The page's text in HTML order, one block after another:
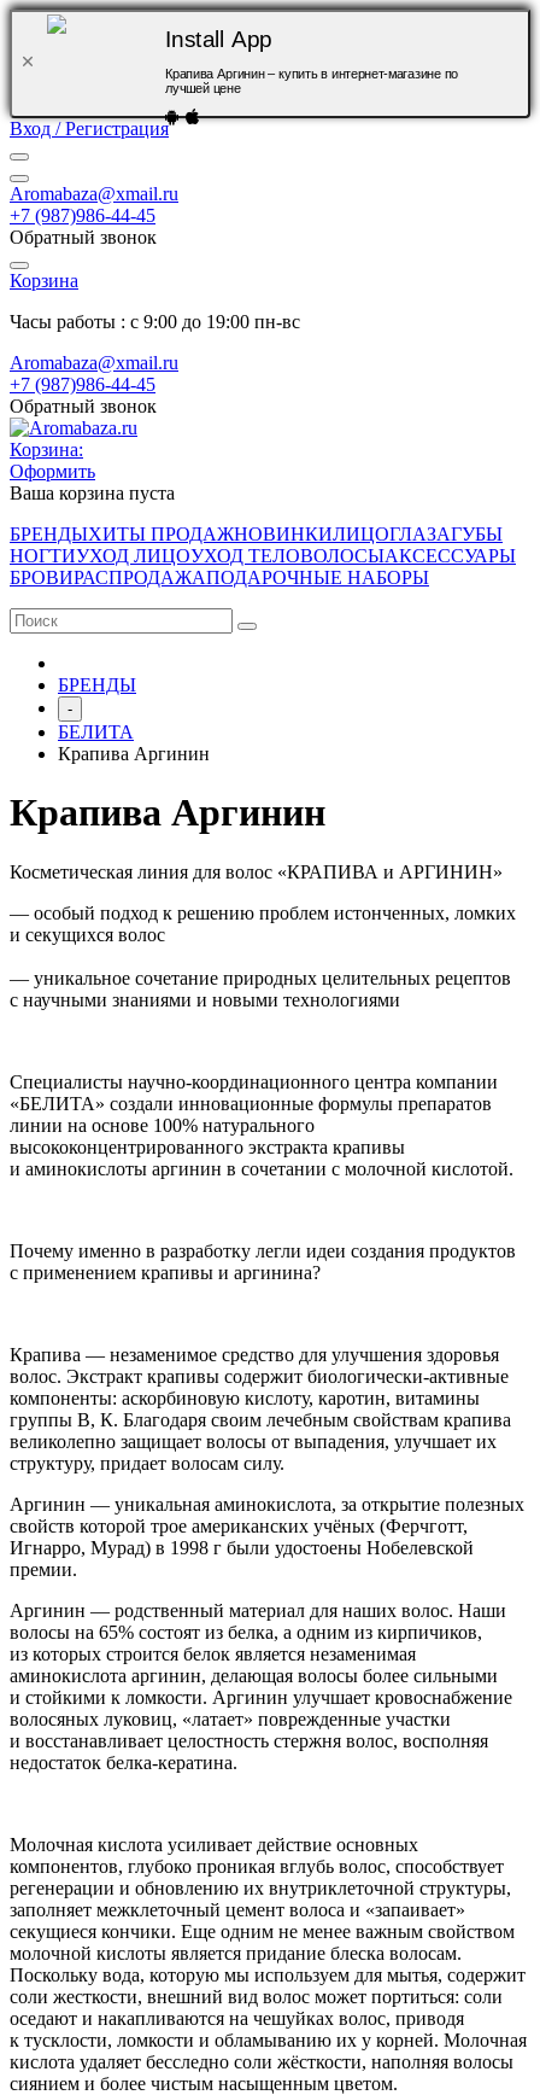
Install App
Крапива Аргинин – купить в интернет-магазине по
лучшей цене
Вход / Регистрация
Aromabaza@xmail.ru
+7 (987)986-44-45
Обратный звонок
Корзина
Часы работы : с 9:00 до 19:00 пн-вс
Aromabaza@xmail.ru
+7 (987)986-44-45
Обратный звонок
Корзина:
Оформить
Ваша корзина пуста
БРЕНДЫХИТЫ ПРОДАЖНОВИНКИЛИЦОГЛАЗАГУБЫ
НОГТИУХОД ЛИЦОУХОД ТЕЛОВОЛОСЫАКСЕССУАРЫ
БРОВИРАСПРОДАЖАПОДАРОЧНЫЕ НАБОРЫ
БРЕНДЫ
-
БЕЛИТА
Крапива Аргинин
Крапива Аргинин
Косметическая линия для волос «КРАПИВА и АРГИНИН»
— особый подход к решению проблем истонченных, ломких
и секущихся волос
— уникальное сочетание природных целительных рецептов
с научными знаниями и новыми технологиями
Специалисты научно-координационного центра компании
«БЕЛИТА» создали инновационные формулы препаратов
линии на основе 100% натурального
высококонцентрированного экстракта крапивы
и аминокислоты аргинин в сочетании с молочной кислотой.
Почему именно в разработку легли идеи создания продуктов
с применением крапивы и аргинина?
Крапива — незаменимое средство для улучшения здоровья
волос. Экстракт крапивы содержит биологически-активные
компоненты: аскорбиновую кислоту, каротин, витамины
группы В, К. Благодаря своим лечебным свойствам крапива
великолепно защищает волосы от выпадения, улучшает их
структуру, придает волосам силу.
Аргинин — уникальная аминокислота, за открытие полезных
свойств которой трое американских учёных (Ферчготт,
Игнарро, Мурад) в 1998 г были удостоены Нобелевской
премии.
Аргинин — родственный материал для наших волос. Наши
волосы на 65% состоят из белка, а одним из кирпичиков,
из которых строится белок является незаменимая
аминокислота аргинин, делающая волосы более сильными
и стойкими к ломкости. Аргинин улучшает кровоснабжение
волосяных луковиц, «латает» поврежденные участки
и восстанавливает целостность стержня волос, восполняя
недостаток белка-кератина.
Молочная кислота усиливает действие основных
компонентов, глубоко проникая вглубь волос, способствует
регенерации и обновлению их внутриклеточной структуры,
заполняет межклеточный цемент волоса и «запаивает»
секущиеся кончики. Еще одним не менее важным свойством
молочной кислоты является придание блеска волосам.
Поскольку вода, которую мы используем для мытья, содержит
соли жесткости, внешний вид волос может портиться: соли
оседают и накапливаются на чешуйках волос, приводя
к тусклости, ломкости и обламыванию их у корней. Молочная
кислота удаляет бесследно соли жёсткости, наполняя волосы
сиянием и более чистым насыщенным цветом.